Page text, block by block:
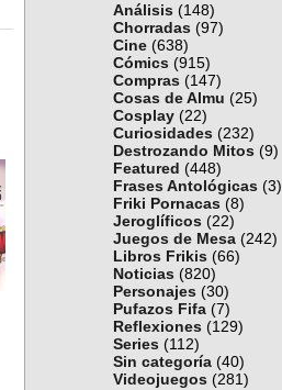
Análisis (148)
Chorradas (97)
Cine (638)
Cómics (915)
Compras (147)
Cosas de Almu (25)
Cosplay (22)
Curiosidades (232)
Destrozando Mitos (9)
Featured (448)
Frases Antológicas (3)
Friki Pornacas (8)
Jeroglíficos (22)
Juegos de Mesa (242)
Libros Frikis (66)
Noticias (820)
Personajes (30)
Pufazos Fifa (7)
Reflexiones (129)
Series (112)
Sin categoría (40)
Videojuegos (281)